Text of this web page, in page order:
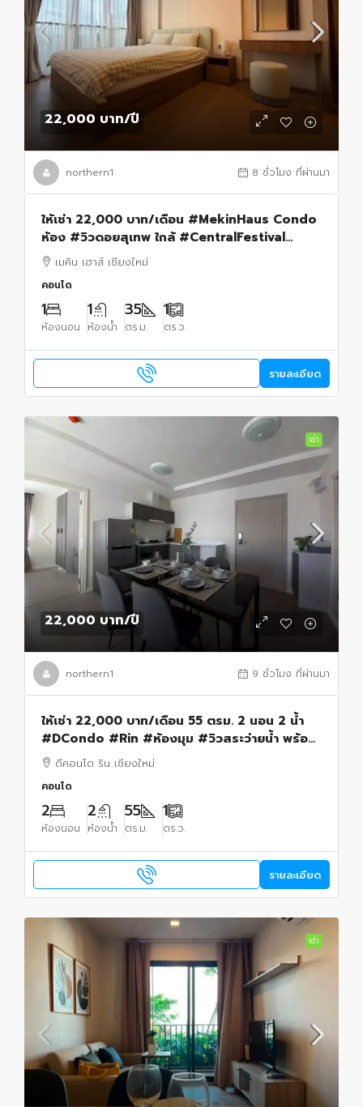
22,000 บาท/ปี
northern1 8 ชั่วโมง ที่ผ่านมา
ให้เช่า 22,000 บาท/เดือน #MekinHaus Condo
ห้อง #วิวดอยสุเทพ ใกล้ #CentralFestival
#เฟอร์นิเจอร์และเครื่องใช้ไฟฟ้าครบ พร้อมเข้าอยู่
เมคิน เฮาส์ เชียงใหม่
คอนโด
1
ห้องนอน
1
ห้องน้ำ
35
ตร.ม.
1
ตร.ว.
รายละเอียด
เช่า
22,000 บาท/ปี
northern1 9 ชั่วโมง ที่ผ่านมา
ให้เช่า 22,000 บาท/เดือน 55 ตรม. 2 นอน 2 น้ำ
#DCondo #Rin #ห้องมุม #วิวสระว่ายน้ำ พร้อม
#วิวดอยสุเทพบางส่วน #เฟอร์นิเจอร์ครบ พร้อม
ดีคอนโด ริน เชียงใหม่
คอนโด
2
ห้องนอน
2
ห้องน้ำ
55
ตร.ม.
1
ตร.ว.
รายละเอียด
เช่า